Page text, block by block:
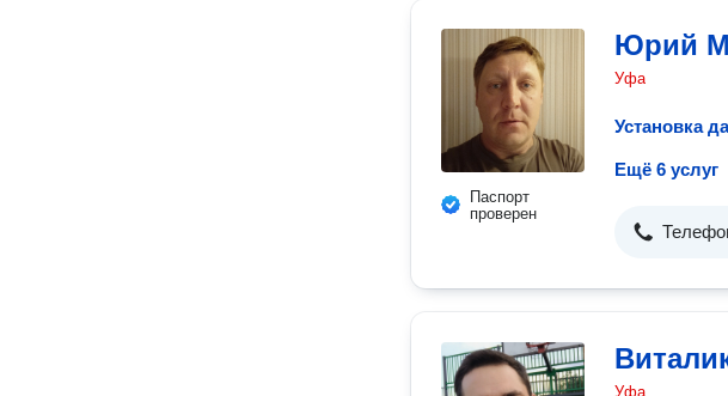
Паспорт
проверен
Юрий
Уфа
Ещё 6 услуг
Уфа